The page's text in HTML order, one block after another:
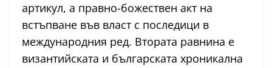
артикул, а правно-божествен акт на
встъпване във власт с последици в
международния ред. Втората равнина е
византийската и българската хроникална